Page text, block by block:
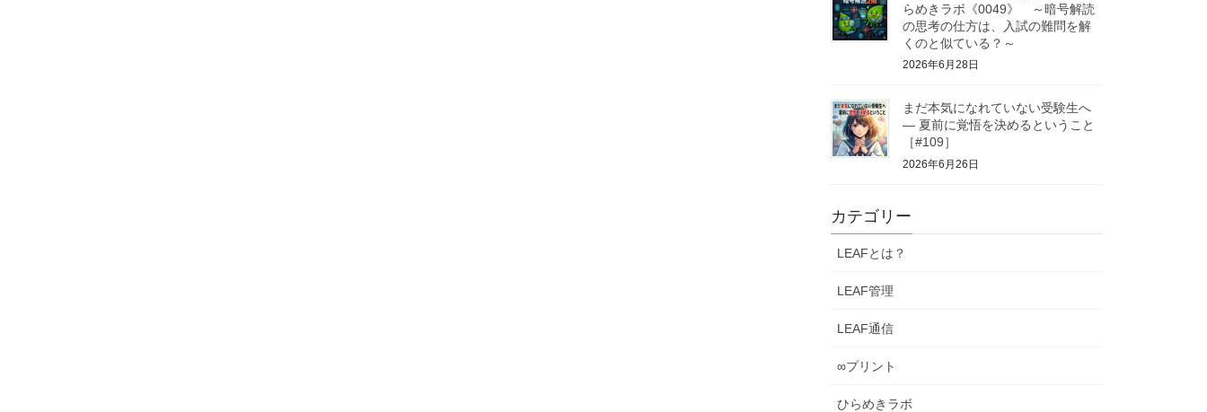
らめきラボ《0049》 ～暗号解読
の思考の仕方は、入試の難問を解
くのと似ている？～
2026年6月28日
まだ本気になれていない受験生へ
― 夏前に覚悟を決めるということ
［#109］
2026年6月26日
カテゴリー
LEAFとは？
LEAF管理
LEAF通信
∞プリント
ひらめきラボ